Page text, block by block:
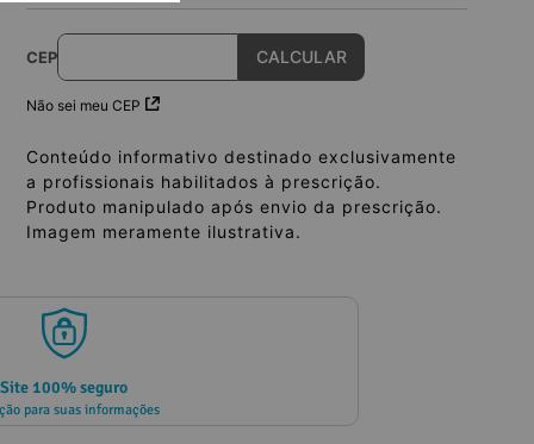
CEP
Não sei meu CEP
Conteúdo informativo destinado exclusivamente
a profissionais habilitados à prescrição.
Produto manipulado após envio da prescrição.
Imagem meramente ilustrativa.
Site 100% seguro
para suas informações